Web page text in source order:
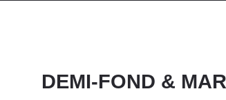
DEMI-FOND &